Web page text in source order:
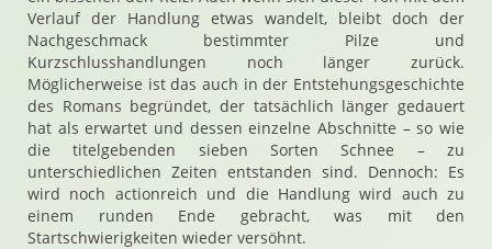
Verlauf der Handlung etwas wandelt, bleibt doch der
Nachgeschmack bestimmter Pilze und
Kurzschlusshandlungen noch länger zurück.
Möglicherweise ist das auch in der Entstehungsgeschichte
des Romans begründet, der tatsächlich länger gedauert
hat als erwartet und dessen einzelne Abschnitte – so wie
die titelgebenden sieben Sorten Schnee – zu
unterschiedlichen Zeiten entstanden sind. Dennoch: Es
wird noch actionreich und die Handlung wird auch zu
einem runden Ende gebracht, was mit den
Startschwierigkeiten wieder versöhnt.